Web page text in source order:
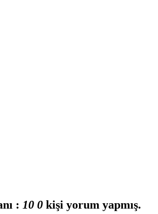
: 10 0 kişi yorum yapmış.